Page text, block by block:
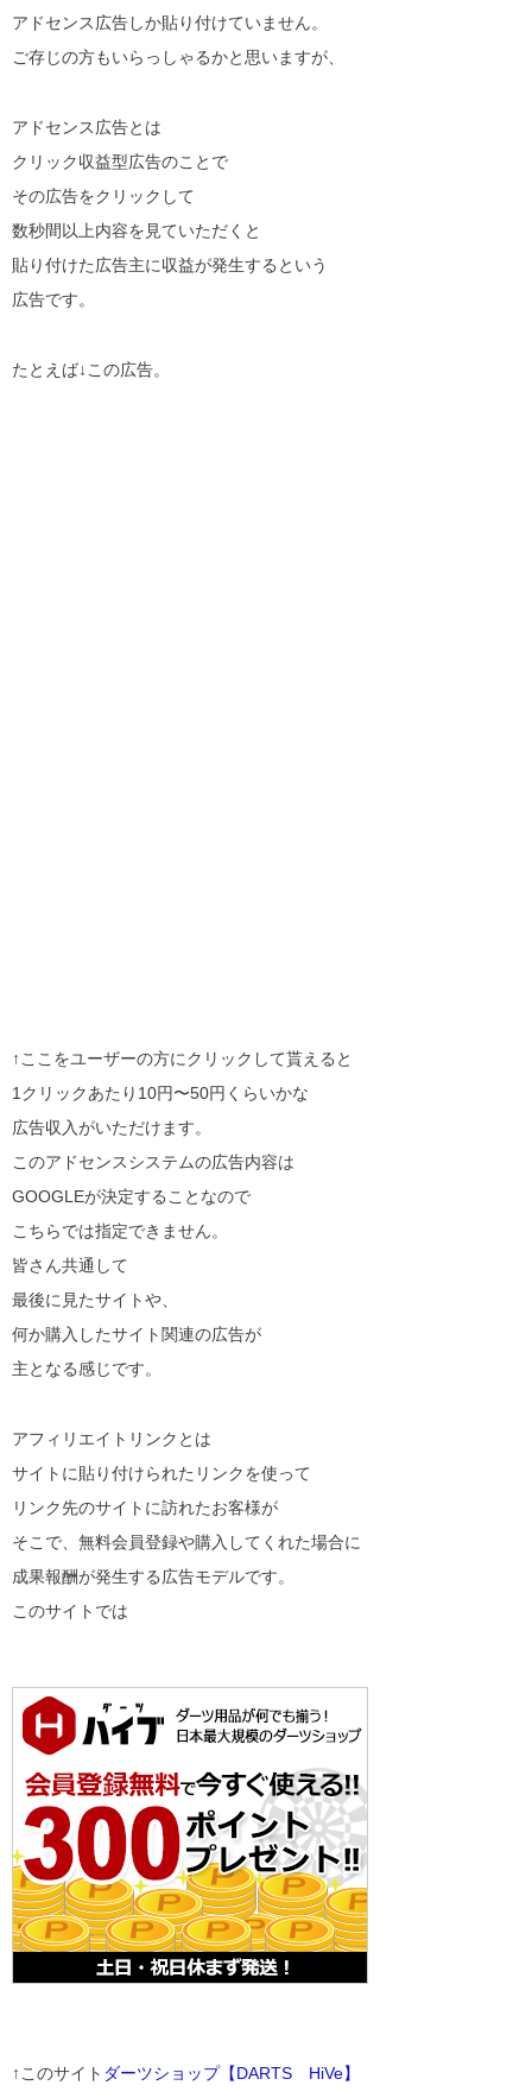
アドセンス広告しか貼り付けていません。
ご存じの方もいらっしゃるかと思いますが、
アドセンス広告とは
クリック収益型広告のことで
その広告をクリックして
数秒間以上内容を見ていただくと
貼り付けた広告主に収益が発生するという
広告です。
たとえば↓この広告。
↑ここをユーザーの方にクリックして貰えると
1クリックあたり10円〜50円くらいかな
広告収入がいただけます。
このアドセンスシステムの広告内容は
GOOGLEが決定することなので
こちらでは指定できません。
皆さん共通して
最後に見たサイトや、
何か購入したサイト関連の広告が
主となる感じです。
アフィリエイトリンクとは
サイトに貼り付けられたリンクを使って
リンク先のサイトに訪れたお客様が
そこで、無料会員登録や購入してくれた場合に
成果報酬が発生する広告モデルです。
このサイトでは
↑このサイト ダーツショップ【DARTS HiVe】